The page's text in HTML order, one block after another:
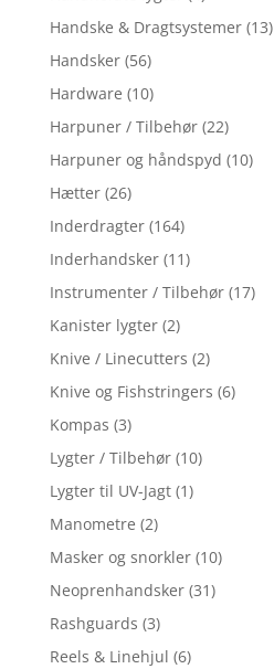
Handske & Dragtsystemer (13)
Handsker (56)
Hardware (10)
Harpuner / Tilbehør (22)
Harpuner og håndspyd (10)
Hætter (26)
Inderdragter (164)
Inderhandsker (11)
Instrumenter / Tilbehør (17)
Kanister lygter (2)
Knive / Linecutters (2)
Knive og Fishstringers (6)
Kompas (3)
Lygter / Tilbehør (10)
Lygter til UV-Jagt (1)
Manometre (2)
Masker og snorkler (10)
Neoprenhandsker (31)
Rashguards (3)
Reels & Linehjul (6)